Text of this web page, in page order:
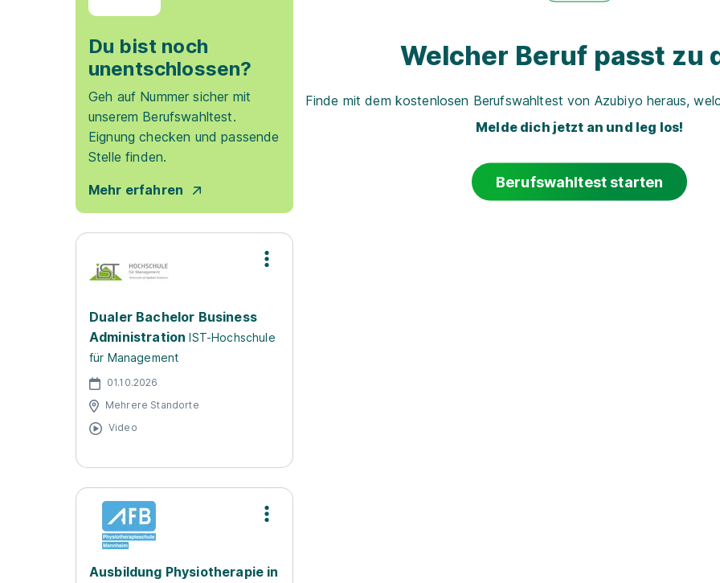
Du bist noch
unentschlossen?
Geh auf Nummer sicher mit
unserem Berufswahltest.
Eignung checken und passende
Stelle finden.
Mehr erfahren
Dualer Bachelor Business
Administration IST-Hochschule
für Management
01.10.2026
Mehrere Standorte
Video
Ausbildung Physiotherapie in
Welcher Beruf passt zu
Finde mit dem kostenlosen Berufswahltest von Azubiyo heraus,
Melde dich jetzt an und leg los!
Berufswahltest starten